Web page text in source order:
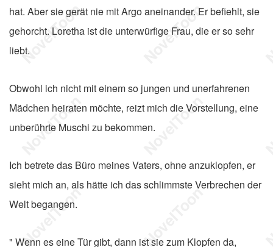
hat. Aber sie gerät nie mit Argo aneinander. Er befiehlt, sie
gehorcht. Loretha ist die unterwürfige Frau, die er so sehr
liebt.
Obwohl ich nicht mit einem so jungen und unerfahrenen
Mädchen heiraten möchte, reizt mich die Vorstellung, eine
unberührte Muschi zu bekommen.
Ich betrete das Büro meines Vaters, ohne anzuklopfen, er
sieht mich an, als hätte ich das schlimmste Verbrechen der
Welt begangen.
" Wenn es eine Tür gibt, dann ist sie zum Klopfen da,